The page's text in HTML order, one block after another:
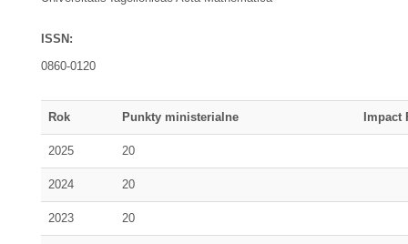
ISSN:
0860-0120
Rok Punkty ministerialne Impact
2025 20
2024 20
2023 20